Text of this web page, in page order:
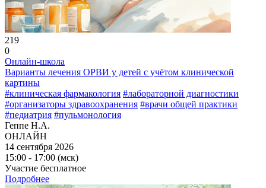
219
0
Онлайн-школа
Варианты лечения ОРВИ у детей с учётом клинической
картины
#клиническая фармакология #лабораторной диагностики
#организаторы здравоохранения #врачи общей практики
#педиатрия #пульмонология
Геппе Н.А.
ОНЛАЙН
14 сентября 2026
15:00 - 17:00 (мск)
Участие бесплатное
Подробнее